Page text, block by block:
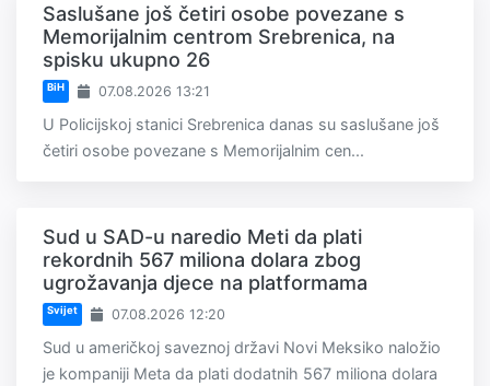
Saslušane još četiri osobe povezane s
Memorijalnim centrom Srebrenica, na
spisku ukupno 26
BiH 07.08.2026 13:21
U Policijskoj stanici Srebrenica danas su saslušane još
četiri osobe povezane s Memorijalnim cen...
Sud u SAD-u naredio Meti da plati
rekordnih 567 miliona dolara zbog
ugrožavanja djece na platformama
Svijet 07.08.2026 12:20
Sud u američkoj saveznoj državi Novi Meksiko naložio
je kompaniji Meta da plati dodatnih 567 miliona dolara